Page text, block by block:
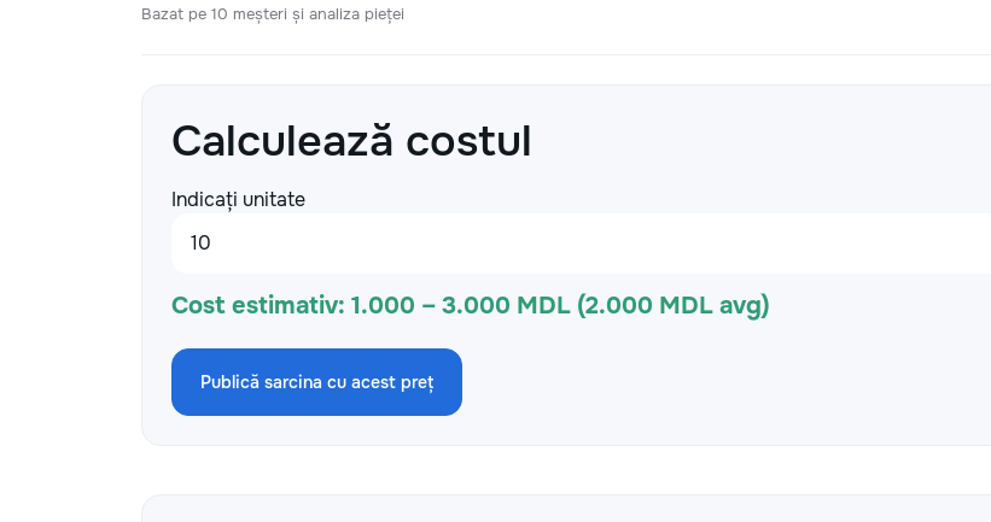
Bazat pe 10 meșteri și analiza pieței
Calculează costul
Indicați unitate
Cost estimativ: 1.000 – 3.000 MDL (2.000 MDL avg)
Publică sarcina cu acest preț